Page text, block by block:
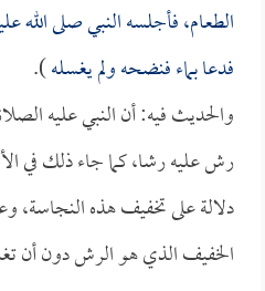
الطعام، فأجلسه النبي صلى الله
فدعا بماء فنضحه ولم يغسله).
والحديث فيه: أن النبي عليه
رش عليه رشا، كما جاء ذلك في
دلالة على تخفيف هذه النجاسة،
الخفيف الذي هو الرش دون أن